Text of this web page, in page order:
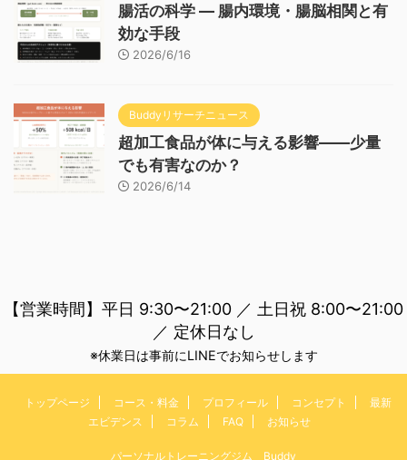
腸活の科学 — 腸内環境・腸脳相関と有
効な手段
2026/6/16
Buddyリサーチニュース
超加工食品が体に与える影響——少量
でも有害なのか？
2026/6/14
【営業時間】平日 9:30〜21:00 ／ 土日祝 8:00〜21:00
／ 定休日なし
※休業日は事前にLINEでお知らせします
トップページ コース・料金 プロフィール コンセプト
最新
エビデンス
コラム FAQ お知らせ
パーソナルトレーニングジム Buddy